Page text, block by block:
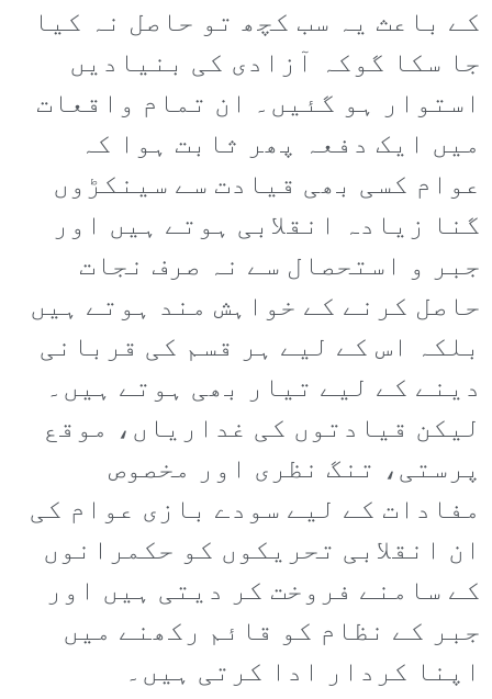
کے باعث یہ سب کچھ تو حاصل نہ کیا
جا سکا گوکہ آزادی کی بنیادیں
استوار ہو گئیں۔ ان تمام واقعات
میں ایک دفعہ پھر ثابت ہوا کہ
عوام کسی بھی قیادت سے سینکڑوں
گنا زیادہ انقلابی ہوتے ہیں اور
جبر و استحصال سے نہ صرف نجات
حاصل کرنے کے خواہش مند ہوتے ہیں
بلکہ اس کے لیے ہر قسم کی قربانی
دینے کے لیے تیار بھی ہوتے ہیں۔
لیکن قیادتوں کی غداریاں، موقع
پرستی، تنگ نظری اور مخصوص
مفادات کے لیے سودے بازی عوام کی
ان انقلابی تحریکوں کو حکمرانوں
کے سامنے فروخت کر دیتی ہیں اور
جبر کے نظام کو قائم رکھنے میں
اپنا کردار ادا کرتی ہیں۔